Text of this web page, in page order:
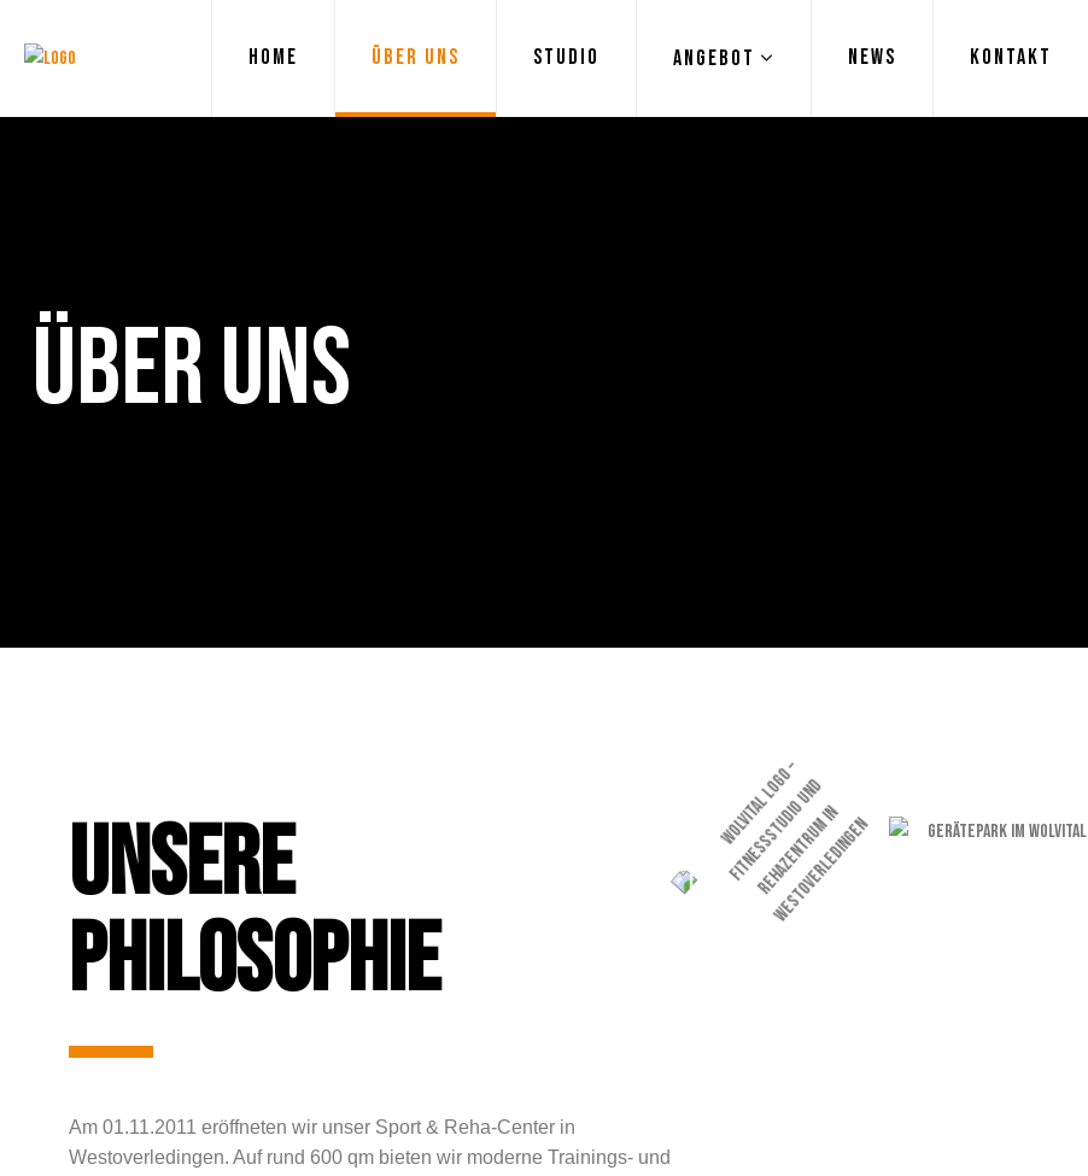
HOME ÜBER UNS STUDIO ANGEBOT NEWS KONTAKT
ÜBER UNS
UNSERE
PHILOSOPHIE
Am 01.11.2011 eröffneten wir unser Sport & Reha-Center in
Westoverledingen. Auf rund 600 qm bieten wir moderne Trainings- und